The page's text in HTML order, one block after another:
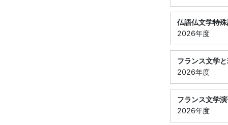
仏語仏文学特
2026年度
フランス文学
2026年度
フランス文学
2026年度